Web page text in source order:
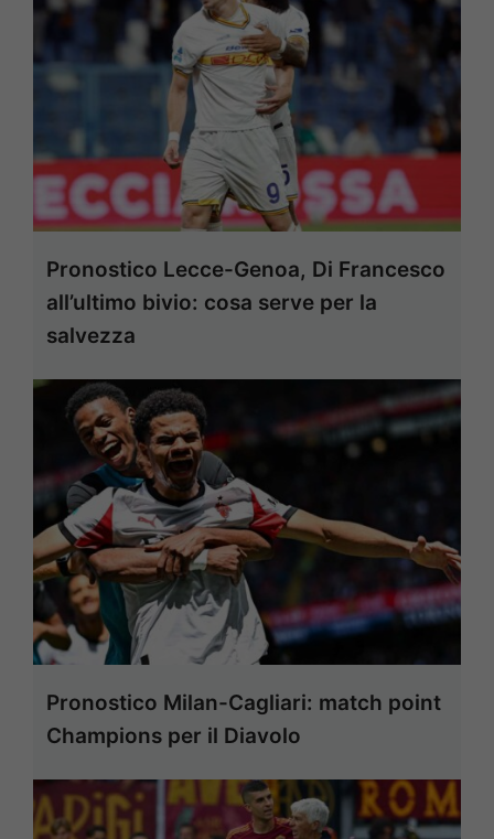
Pronostico Lecce-Genoa, Di Francesco
all’ultimo bivio: cosa serve per la
salvezza
Pronostico Milan-Cagliari: match point
Champions per il Diavolo